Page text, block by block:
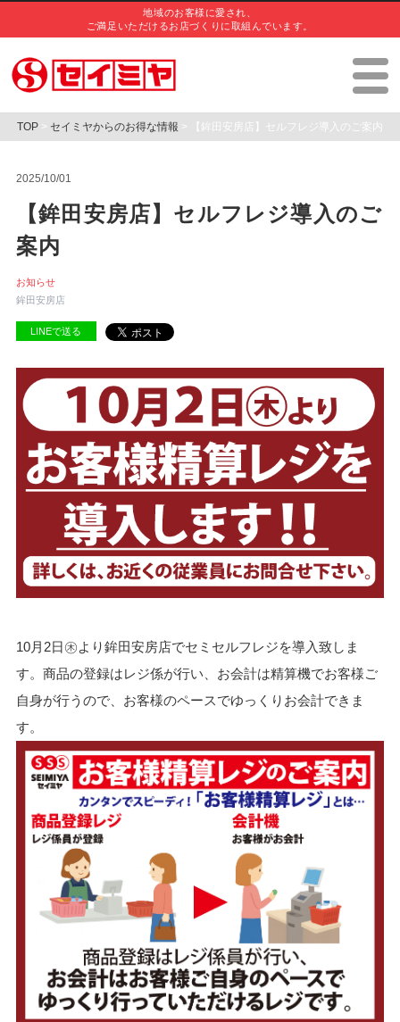
地域のお客様に愛され、
ご満足いただけるお店づくりに取組んでいます。
TOP > セイミヤからのお得な情報 > 【鉾田安房店】セルフレジ導入のご案内
2025/10/01
【鉾田安房店】セルフレジ導入のご
案内
お知らせ
鉾田安房店
LINEで送る
10月2日㊍より鉾田安房店でセミセルフレジを導入致しま
す。商品の登録はレジ係が行い、お会計は精算機でお客様ご
自身が行うので、お客様のペースでゆっくりお会計できま
す。